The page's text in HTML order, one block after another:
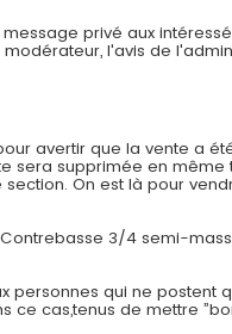
privé aux
l'avis de
avertir que la vente a
sera supprimée en même
On est là pour
3/4 semi-
personnes qui ne postent
ce cas,tenus de mettre